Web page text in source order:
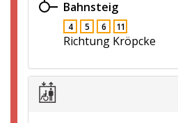
Bahnsteig
4 5 6 11
Richtung Kröpcke